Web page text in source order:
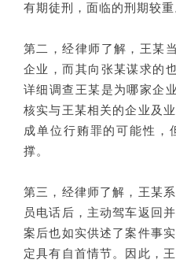
有期徒刑，面临的刑期较重
第二，经律师了解，王某
企业，而其向张某谋求的
详细调查王某是为哪家企
核实与王某相关的企业及
成单位行贿罪的可能性，
撑。
第三，经律师了解，王某
员电话后，主动驾车返回
案后也如实供述了案件事
定具有自首情节。因此，